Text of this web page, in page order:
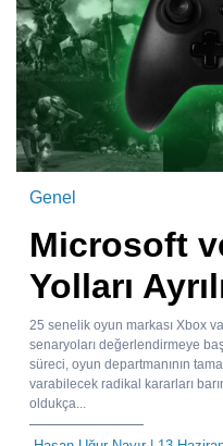
Genel
Microsoft
Yolları
25 senelik oyun markası Xbox
senaryoları değerlendirmeye
süreci, oyun departmanının
varabilecek radikal kararları
oldukça...